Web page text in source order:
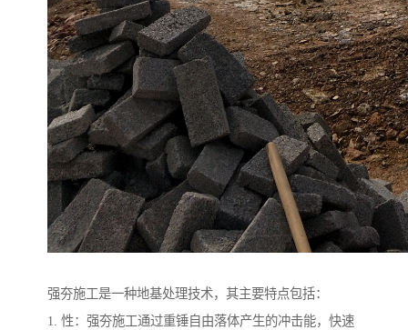
强夯施工是一种地基处理技术，其主要特点包括：
1. 性：强夯施工通过重锤自由落体产生的冲击能，快速